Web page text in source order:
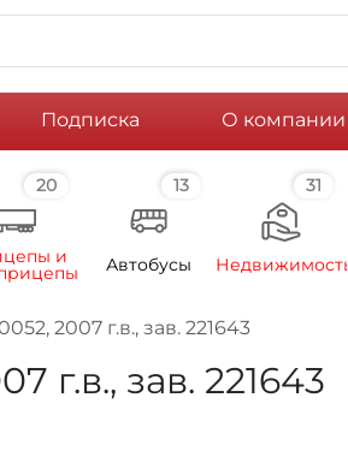
Подписка О компании
20
и
13
Автобусы
31
Недвижимость
2007 г.в., зав. 221643
г.в., зав. 221643